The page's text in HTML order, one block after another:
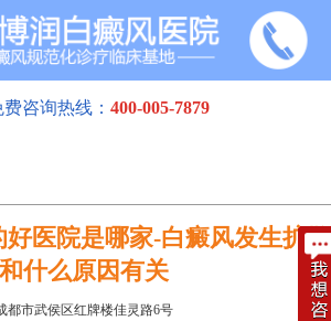
费咨询热线： 400-005-7879
医院是哪家-白癜风发生扩散
和什么原因有关
都市武侯区红牌楼佳灵路6号